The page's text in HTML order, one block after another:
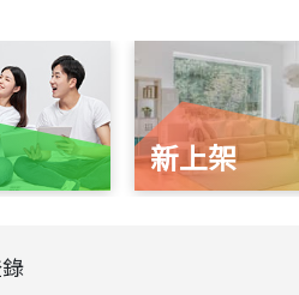
新上架